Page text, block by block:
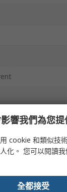
響我們為您提
cookie 和類似技
化。 您可以閱讀我
全都接受